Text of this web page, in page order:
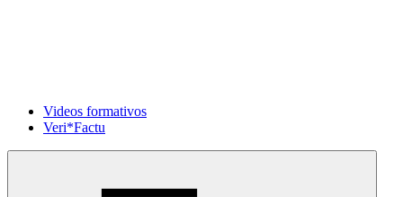
Videos formativos
Veri*Factu